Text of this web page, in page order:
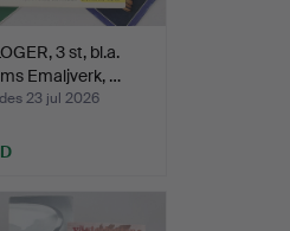
3 st, bl.a.
Emaljverk, …
23 jul 2026